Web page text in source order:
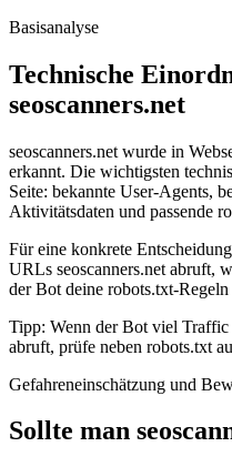
Basisanalyse
Technische
seoscanners.net
seoscanners.net wurde in
erkannt. Die wichtigsten
Seite: bekannte User-Agents,
Aktivitätsdaten und passende
Für eine konkrete
URLs seoscanners.net abruft,
der Bot deine robots.txt-Regeln
Tipp: Wenn der Bot viel Traffic
abruft, prüfe neben robots.txt
Gefahreneinschätzung und
Sollte man